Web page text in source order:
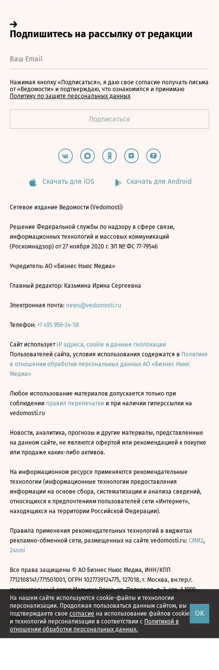
На нашем сайте используются cookie-файлы и технологии
персонализации. Продолжая пользоваться данным сайтом, вы
подтверждаете свое согласие на использование файлов cookie
и технологий персонализации в соответствии с Политикой в
отношении обработки персональных данных.
ОК
Нажимая кнопку «Подписаться», я даю свое согласие получать письма
от «Ведомости» и подтверждаю, что ознакомился и принимаю
Политику по защите персональных данных
Скачать для iOS Скачать для Android
Сетевое издание Ведомости (Vedomosti)
Решение Федеральной службы по надзору в сфере связи,
информационных технологий и массовых коммуникаций
(Роскомнадзор) от 27 ноября 2020 г. ЭЛ № ФС 77-79546
Учредитель: АО «Бизнес Ньюс Медиа»
Главный редактор: Казьмина Ирина Сергеевна
Электронная почта: news@vedomosti.ru
Телефон: +7 495 956-34-58
Сайт использует IP адреса, cookie и данные геолокации
Пользователей сайта, условия использования содержатся в Политике
в отношении обработки персональных данных АО «Бизнес Ньюс
Медиа»
Любое использование материалов допускается только при
соблюдении правил перепечатки и при наличии гиперссылки на
vedomosti.ru
Новости, аналитика, прогнозы и другие материалы, представленные
на данном сайте, не являются офертой или рекомендацией к покупке
или продаже каких-либо активов.
На информационном ресурсе применяются рекомендательные
технологии (информационные технологии предоставления
информации на основе сбора, систематизации и анализа сведений,
относящихся к предпочтениям пользователей сети «Интернет»,
находящихся на территории Российской Федерации).
Правила применения рекомендательных технологий в виджетах
рекламно-обменной сети, размещенных на сайте vedomosti.ru: СМИ2,
24smi
Все права защищены © АО Бизнес Ньюс Медиа, ИНН/КПП
7712108141/771501001, ОГРН 1027739124775, 127018, г. Москва, вн.тер.г.
муниципальный округ Марьина Роща, ул. Полковая, д. 3, стр. 1 1999—
2026